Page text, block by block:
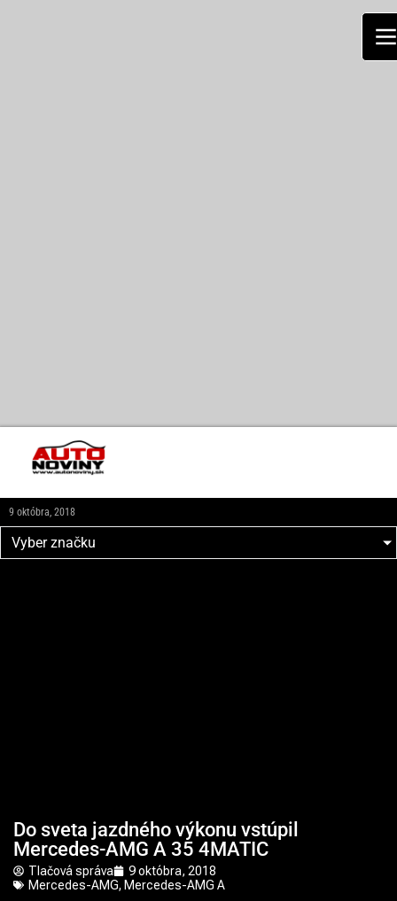
9 októbra, 2018
Vyber značku
Do sveta jazdného výkonu vstúpil
Mercedes-AMG A 35 4MATIC
Tlačová správa
9 októbra, 2018
Mercedes-AMG, Mercedes-AMG A